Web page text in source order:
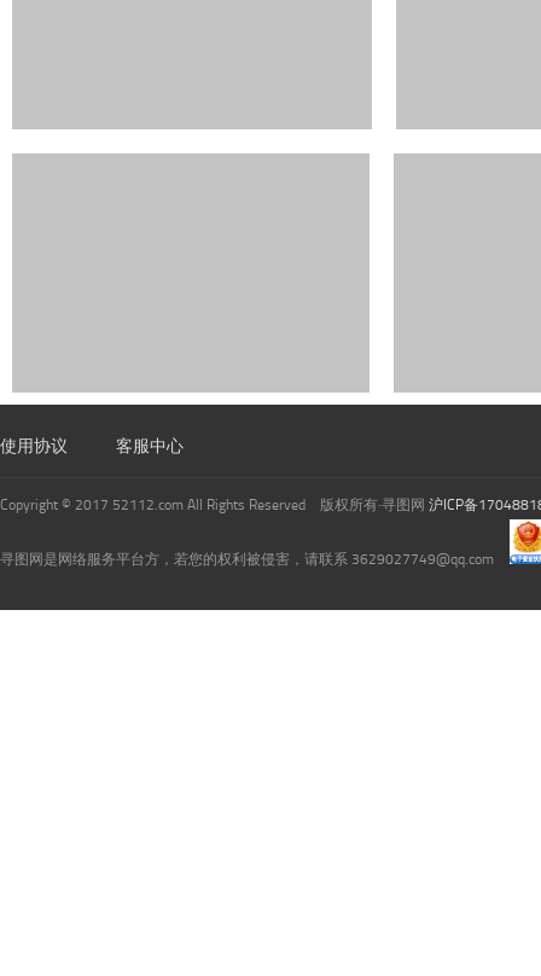
使用协议 客服中心
Copyright © 2017 52112.com All Rights Reserved 版权所有·寻图网 沪ICP备
寻图网是网络服务平台方，若您的权利被侵害，请联系 3629027749@qq.com